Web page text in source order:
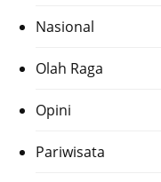
Nasional
Olah Raga
Opini
Pariwisata